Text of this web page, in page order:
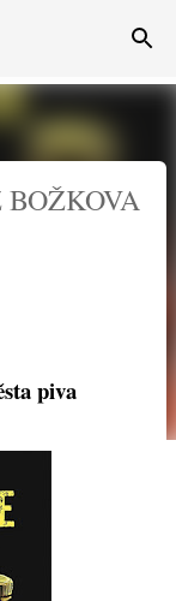
BOŽKOVA
piva